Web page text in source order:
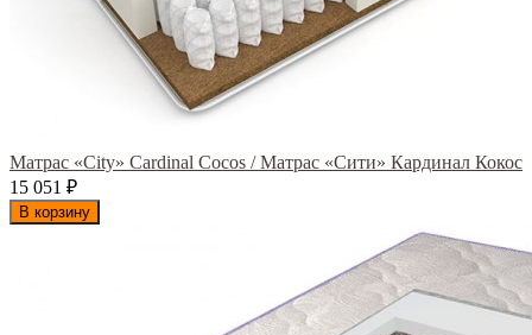
Матрас «City» Cardinal Cocos / Матрас «Сити» Кардинал Кокос
15 051
₽
В корзину